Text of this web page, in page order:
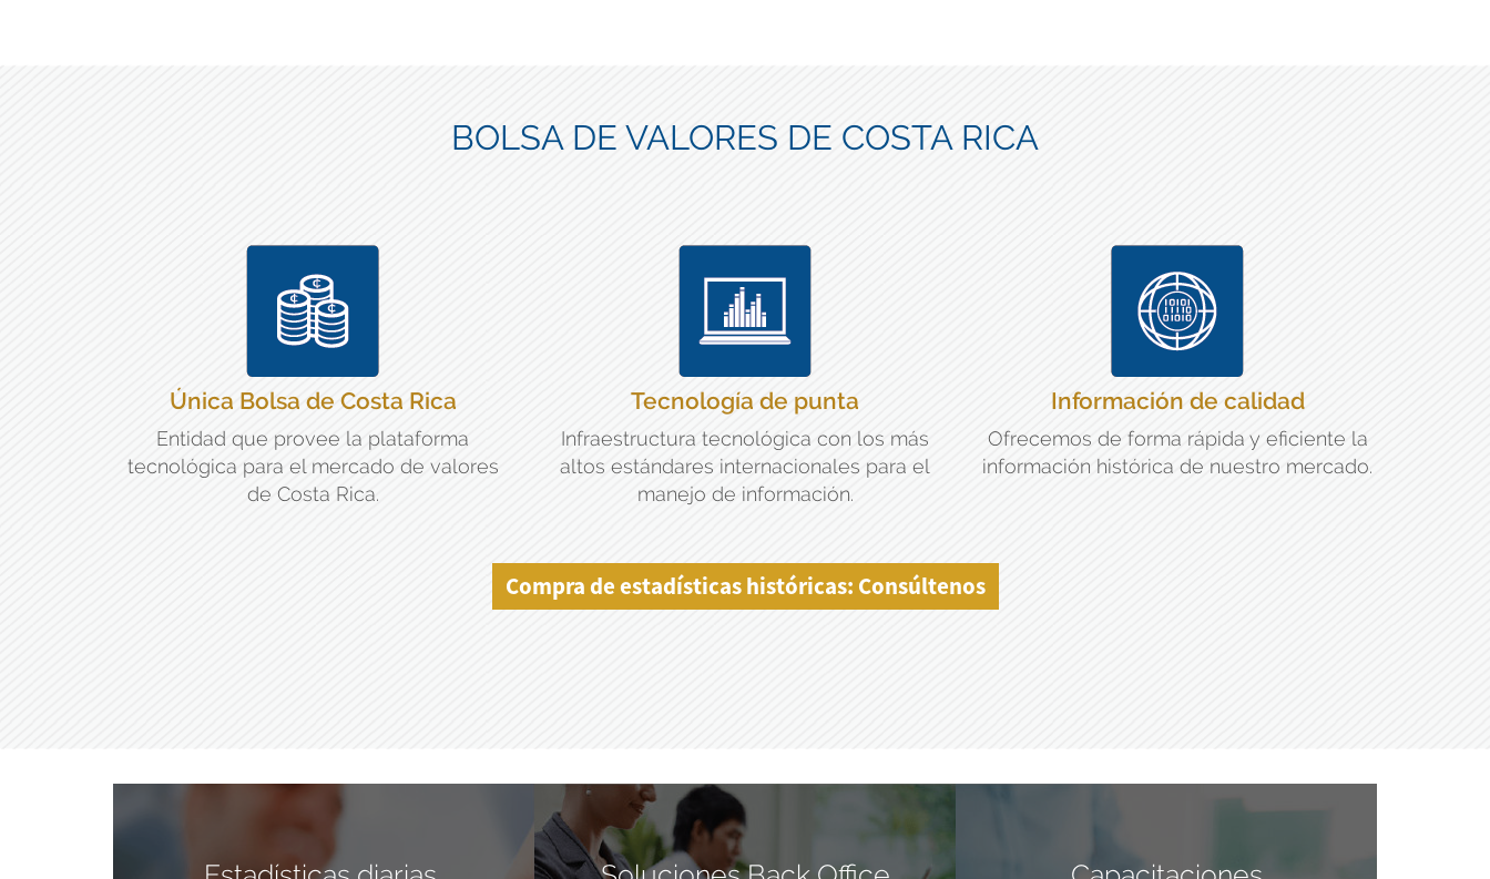
BOLSA DE VALORES DE COSTA RICA
Única Bolsa de Costa Rica
Entidad que provee la plataforma
tecnológica para el mercado de valores
de Costa Rica.
Tecnología de punta
Infraestructura tecnológica con los más
altos estándares internacionales para el
manejo de información.
Información de calidad
Ofrecemos de forma rápida y eficiente la
información histórica de nuestro mercado.
Compra de estadísticas históricas: Consúltenos